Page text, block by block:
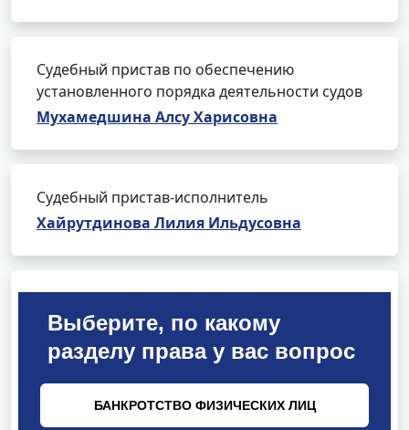
Судебный пристав по обеспечению
установленного порядка деятельности судов
Мухамедшина Алсу Харисовна
Судебный пристав-исполнитель
Хайрутдинова Лилия Ильдусовна